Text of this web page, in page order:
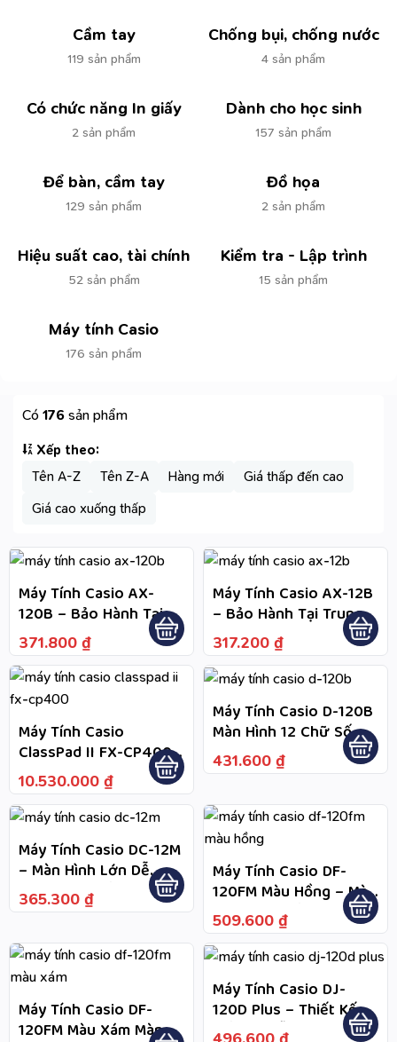
Cầm tay
119 sản phẩm
Chống bụi, chống nước
4 sản phẩm
Có chức năng In giấy
2 sản phẩm
Dành cho học sinh
157 sản phẩm
Để bàn, cầm tay
129 sản phẩm
Đồ họa
2 sản phẩm
Hiệu suất cao, tài chính
52 sản phẩm
Kiểm tra - Lập trình
15 sản phẩm
Máy tính Casio
176 sản phẩm
Có176sản phẩm
Xếp theo:
Tên A-Z
Tên Z-A Hàng mới
Giá thấp đến cao
Giá cao xuống thấp
Máy Tính Casio AX-
120B – Bảo Hành Tại
Trung Tâm Bảo Hành
Hoặc Đơn Vị Phân Phối
Được Công Bố Theo
Chính Sách Sản Phẩm
371.800 ₫
Máy Tính Casio AX-12B
– Bảo Hành Tại Trung
Tâm Bảo Hành Được
Công Bố Theo Quy
Định Sản Phẩm
317.200 ₫
Máy Tính Casio
ClassPad II FX-CP400
– Màn Hình Màu, Cảm
Ứng, Công Cụ Học
Toán Với CAS Và Đồ
Thị Trực Quan
10.530.000 ₫
Máy Tính Casio D-120B
Màn Hình 12 Chữ Số,
Tính Thuế Nhanh, Tính
Chiết Khấu
431.600 ₫
Máy Tính Casio DC-12M
– Màn Hình Lớn Dễ
Quan Sát, Hiển Thị 12
Chữ Số, Phù Hợp Khi
Trong Học Tập Và Bán
Hàng
365.300 ₫
Máy Tính Casio DF-
120FM Màu Hồng – Màn
Hình Lớn Hiển Thị 12
Chữ Số, Dễ Đọc Dữ
Liệu Khi Tính Toán, Hạn
Chế Nhầm Lẫn Khi
Thao Tác Nhiều Phép
Tính
509.600 ₫
Máy Tính Casio DF-
120FM Màu Xám Màn
Máy Tính Casio DJ-
120D Plus – Thiết Kế
Để Bàn Dễ Sử Dụng,